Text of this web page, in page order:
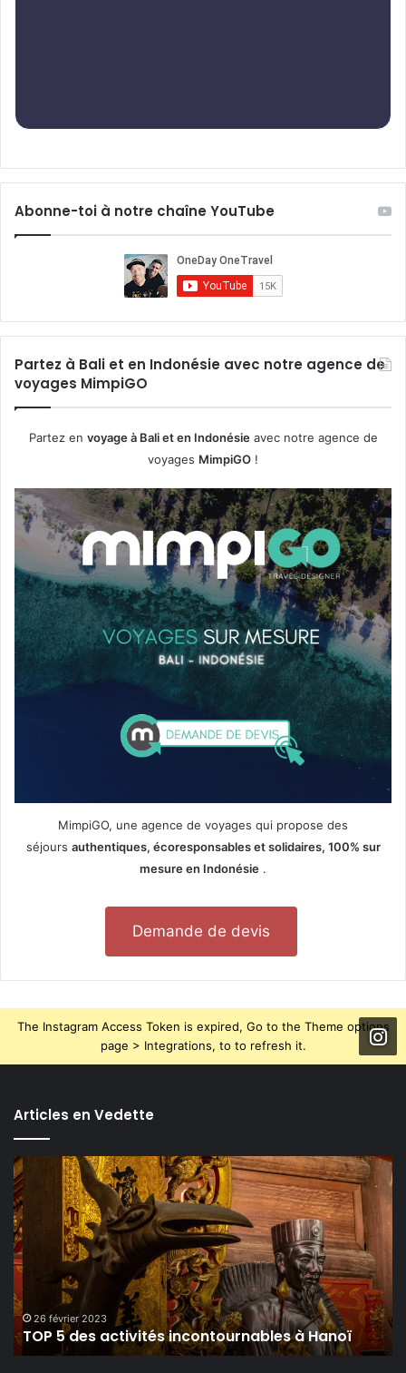
Abonne-toi à notre chaîne YouTube
Partez à Bali et en Indonésie avec notre agence de
voyages MimpiGO
Partez en voyage à Bali et en Indonésieavec notre agence de
voyages MimpiGO !
MimpiGO, une agence de voyages qui propose des
séjours authentiques, écoresponsables et solidaires, 100% sur
mesure en Indonésie .
Demande de devis
The Instagram Access Token is expired, Go to the Theme options
page > Integrations, to to refresh it.
Articles en Vedette
TOP
5
des
activités
incontournables
à
26 février 2023
TOP 5 des activités incontournables à Hanoï